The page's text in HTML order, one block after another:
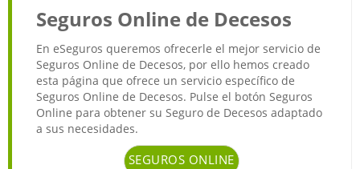
Seguros Online de Decesos
En eSeguros queremos ofrecerle el mejor servicio de
Seguros Online de Decesos, por ello hemos creado
esta página que ofrece un servicio específico de
Seguros Online de Decesos. Pulse el botón Seguros
Online para obtener su Seguro de Decesos adaptado
a sus necesidades.
SEGUROS ONLINE